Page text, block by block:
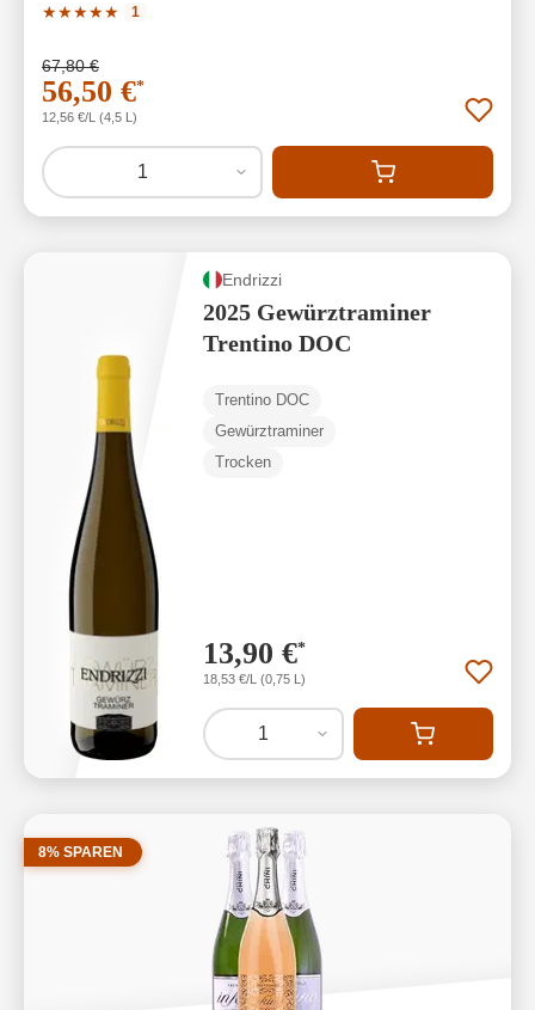
★★★★★
Durchschnittliche Bewertung von 5 von 5 Sternen
1
67,80 €
56,50 €*
12,56 €/L (4,5 L)
1
Endrizzi
2025 Gewürztraminer
Trentino DOC
Trentino DOC
Gewürztraminer
Trocken
13,90 €*
18,53 €/L (0,75 L)
1
8% SPAREN